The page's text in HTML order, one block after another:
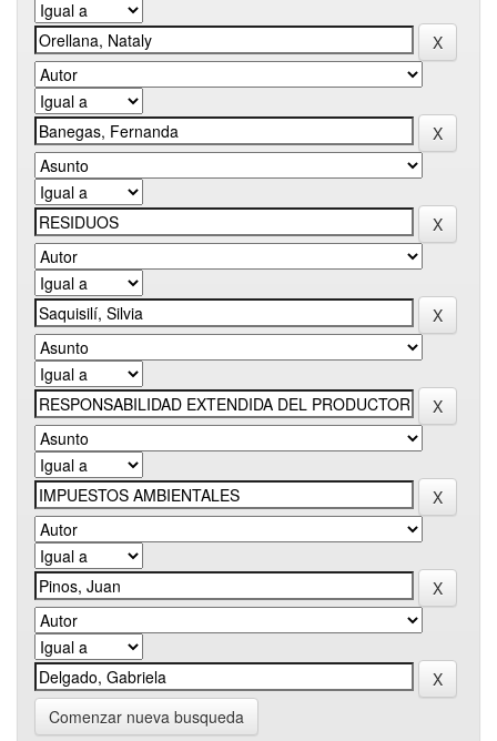
Comenzar nueva busqueda